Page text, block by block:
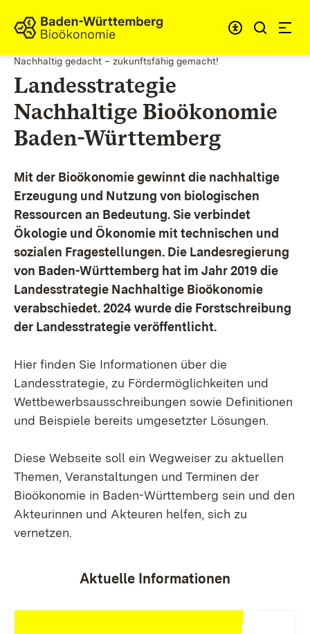
Zum Inhalt springen
Link zur Startseite
Nachhaltig gedacht – zukunftsfähig gemacht!
Landesstrategie
Nachhaltige Bioökonomie
Baden-Württemberg
Mit der Bioökonomie gewinnt die nachhaltige
Erzeugung und Nutzung von biologischen
Ressourcen an Bedeutung. Sie verbindet
Ökologie und Ökonomie mit technischen und
sozialen Fragestellungen. Die Landesregierung
von Baden-Württemberg hat im Jahr 2019 die
Landesstrategie Nachhaltige Bioökonomie
verabschiedet. 2024 wurde die Forstschreibung
der Landesstrategie veröffentlicht.
Hier finden Sie Informationen über die
Landesstrategie, zu Fördermöglichkeiten und
Wettbewerbsausschreibungen sowie Definitionen
und Beispiele bereits umgesetzter Lösungen.
Diese Webseite soll ein Wegweiser zu aktuellen
Themen, Veranstaltungen und Terminen der
Bioökonomie in Baden-Württemberg sein und den
Akteurinnen und Akteuren helfen, sich zu
vernetzen.
Aktuelle Informationen